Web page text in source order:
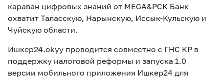
караван цифровых знаний от MEGA&РСК Банк
охватит Таласскую, Нарынскую, Иссык-Кульскую и
Чуйскую области.
Ишкер24.okyy проводится совместно с ГНС КР в
поддержку налоговой реформы и запуска 1.0
версии мобильного приложения Ишкер24 для